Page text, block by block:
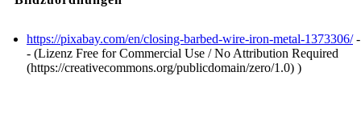
https://pixabay.com/en/closing-barbed-wire-iron-metal-1373306/-
- (Lizenz Free for Commercial Use / No Attribution Required
(https://creativecommons.org/publicdomain/zero/1.0) )